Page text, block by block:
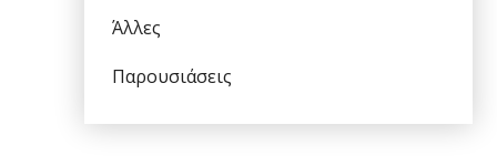
Άλλες
Παρουσιάσεις